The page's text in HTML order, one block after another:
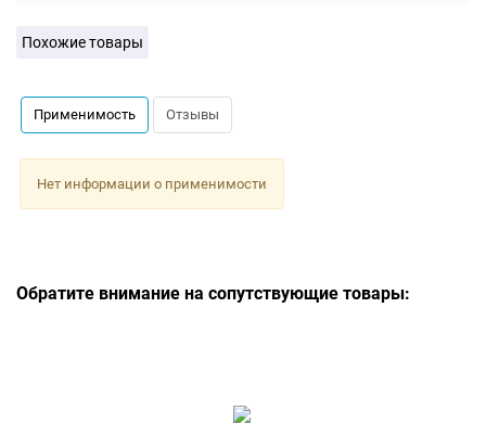
Похожие товары
Применимость Отзывы
Нет информации о применимости
Обратите внимание на сопутствующие товары: